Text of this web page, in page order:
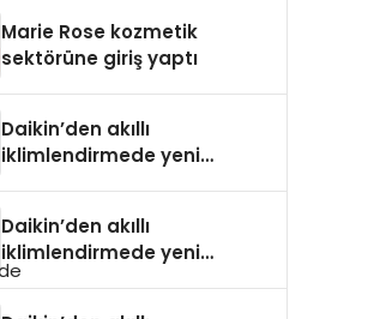
Aldı
Marie Rose kozmetik
sektörüne giriş yaptı
Daikin’den akıllı
iklimlendirmede yeni
Daikin’den akıllı
iklimlendirmede yeni
dönem: Madoka Plus